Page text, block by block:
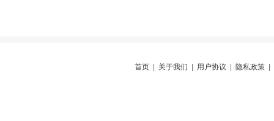
首页 关于我们 用户协议 隐私政策